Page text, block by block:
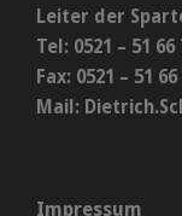
Leiter der
Tel: 0521 – 51 66
Fax: 0521 – 51 66
Mail:
Impressum